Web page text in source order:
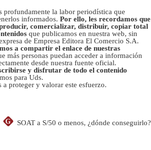
profundamente la labor periodística que
informados. Por ello, les recordamos que
comercializar, distribuir, copiar total
que publicamos en nuestra web, sin
de Empresa Editora El Comercio S.A.
a compartir el enlace de nuestras
más personas puedan acceder a información
desde nuestra fuente oficial.
y disfrutar de todo el contenido
para Uds.
a proteger y valorar este esfuerzo.
G SOAT a S/50 o menos, ¿dónde conseguirlo?